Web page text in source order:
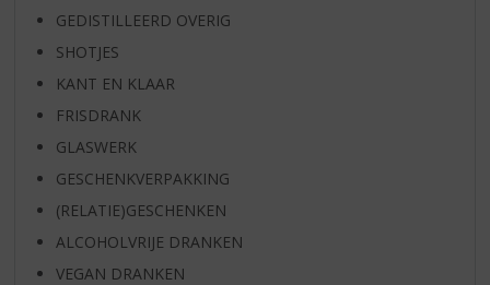
GEDISTILLEERD OVERIG
SHOTJES
KANT EN KLAAR
FRISDRANK
GLASWERK
GESCHENKVERPAKKING
(RELATIE)GESCHENKEN
ALCOHOLVRIJE DRANKEN
VEGAN DRANKEN